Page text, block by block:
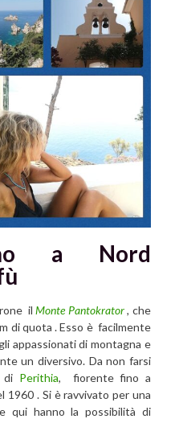
a Nord
ilMonte Pantokrator,che
di quota . Esso è facilmente
appassionati di montagna e
un diversivo. Da non farsi
di Perithia, fiorente fino a
. Si è ravvivato per una
qui hanno la possibilità di